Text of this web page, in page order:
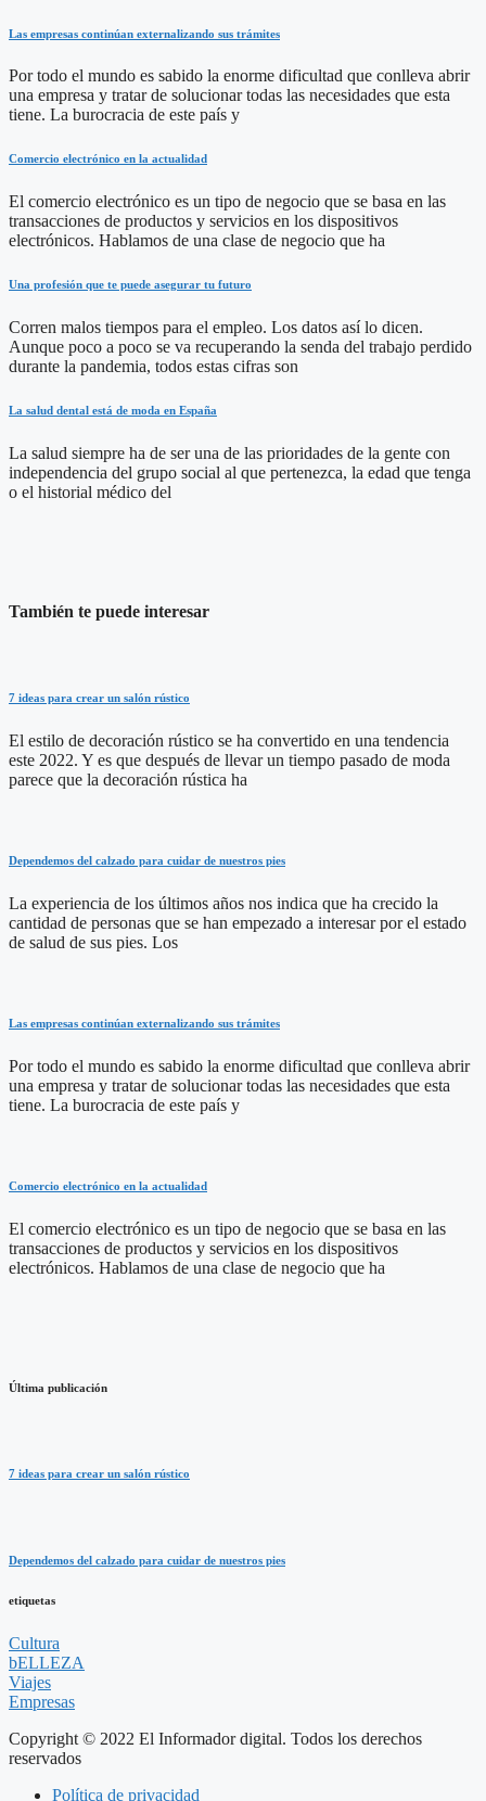
Las empresas continúan externalizando sus trámites
Por todo el mundo es sabido la enorme dificultad que conlleva abrir
una empresa y tratar de solucionar todas las necesidades que esta
tiene. La burocracia de este país y
Comercio electrónico en la actualidad
El comercio electrónico es un tipo de negocio que se basa en las
transacciones de productos y servicios en los dispositivos
electrónicos. Hablamos de una clase de negocio que ha
Una profesión que te puede asegurar tu futuro
Corren malos tiempos para el empleo. Los datos así lo dicen.
Aunque poco a poco se va recuperando la senda del trabajo perdido
durante la pandemia, todos estas cifras son
La salud dental está de moda en España
La salud siempre ha de ser una de las prioridades de la gente con
independencia del grupo social al que pertenezca, la edad que tenga
o el historial médico del
También te puede interesar
7 ideas para crear un salón rústico
El estilo de decoración rústico se ha convertido en una tendencia
este 2022. Y es que después de llevar un tiempo pasado de moda
parece que la decoración rústica ha
Dependemos del calzado para cuidar de nuestros pies
La experiencia de los últimos años nos indica que ha crecido la
cantidad de personas que se han empezado a interesar por el estado
de salud de sus pies. Los
Las empresas continúan externalizando sus trámites
Por todo el mundo es sabido la enorme dificultad que conlleva abrir
una empresa y tratar de solucionar todas las necesidades que esta
tiene. La burocracia de este país y
Comercio electrónico en la actualidad
El comercio electrónico es un tipo de negocio que se basa en las
transacciones de productos y servicios en los dispositivos
electrónicos. Hablamos de una clase de negocio que ha
Última publicación
7 ideas para crear un salón rústico
Dependemos del calzado para cuidar de nuestros pies
etiquetas
Cultura
bELLEZA
Viajes
Empresas
Copyright © 2022 El Informador digital. Todos los derechos
reservados
Política de privacidad